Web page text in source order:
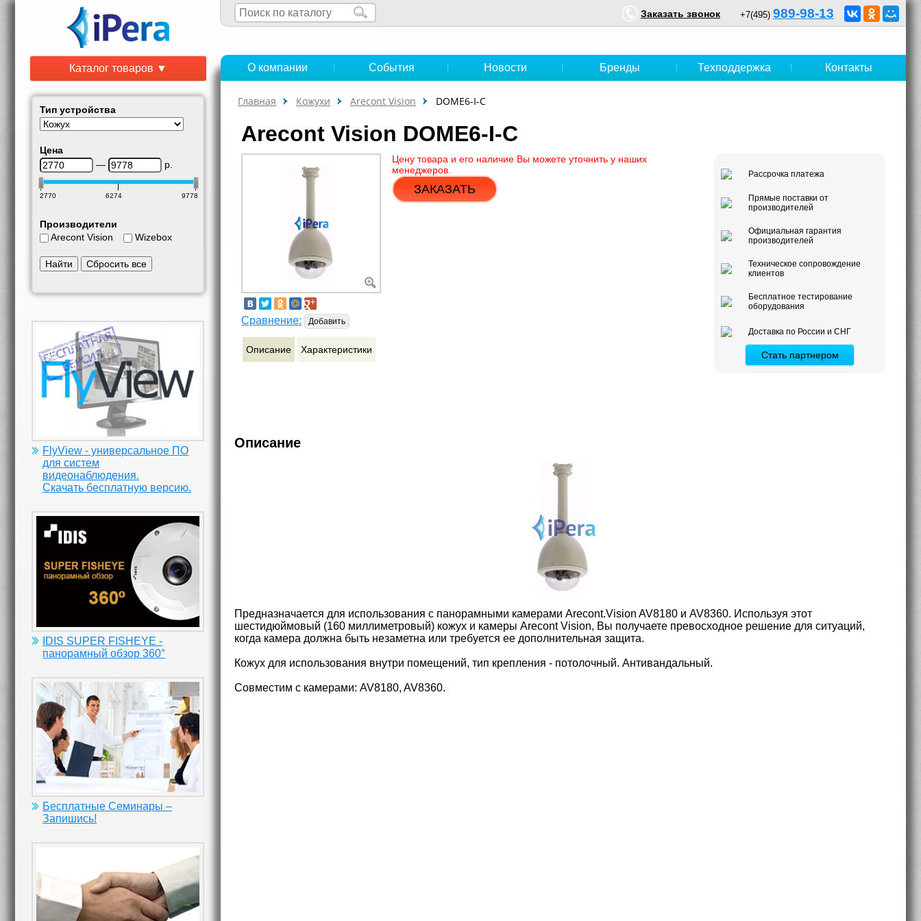
+7(495) 989-98-13
Заказать звонок
Каталог товаров ▼
Тип устройства
Цена
—
р.
2770 6274 9778
Производители
Arecont Vision
Wizebox
Найти Сбросить все
FlyView - универсальное ПО
для систем
видеонаблюдения.
Скачать бесплатную версию.
IDIS SUPER FISHEYE -
панорамный обзор 360°
Бесплатные Семинары –
Запишись!
О компании События Новости Бренды Техподдержка Контакты
Главная Кожухи Arecont Vision DOME6-I-C
Arecont Vision DOME6-I-C
Сравнение: Добавить
Описание Характеристики
Цену товара и его наличие Вы можете уточнить у наших
менеджеров.
ЗАКАЗАТЬ
Рассрочка платежа
Прямые поставки от
производителей
Официальная гарантия
производителей
Техническое сопровождение
клиентов
Бесплатное тестирование
оборудования
Доставка по России и СНГ
Стать партнером
Описание
Предназначается для использования с панорамными камерами Arecont.Vision AV8180 и AV8360. Используя этот
шестидюймовый (160 миллиметровый) кожух и камеры Arecont Vision, Вы получаете превосходное решение для ситуаций,
когда камера должна быть незаметна или требуется ее дополнительная защита.
Кожух для использования внутри помещений, тип крепления - потолочный. Антивандальный.
Совместим с камерами: AV8180, AV8360.